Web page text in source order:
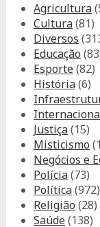
Agricultura
Cultura(81)
Diversos
Educação
Esporte(82)
História(6)
Justiça(15)
Misticismo
Negócios e
Polícia(73)
Política(972)
Religião (28)
Saúde(138)